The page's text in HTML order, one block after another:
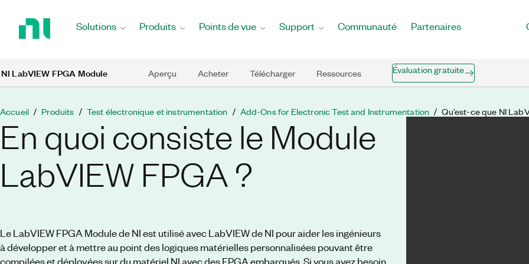
Solutions Produits Points de vue Support Communauté Partenaires
NI LabVIEW FPGA Module Aperçu Acheter Télécharger Ressources Évaluation gratuite
Accueil Produits Test électronique et instrumentation Add-Ons for Electronic Test and Instrumentation Qu’est-ce que NI
En quoi consiste le Module
LabVIEW FPGA ?
Le LabVIEW FPGA Module de NI est utilisé avec LabVIEW de NI pour aider les ingénieurs
à développer et à mettre au point des logiques matérielles personnalisées pouvant être
compilées et déployées sur du matériel NI avec des FPGA embarqués. Si vous avez besoin